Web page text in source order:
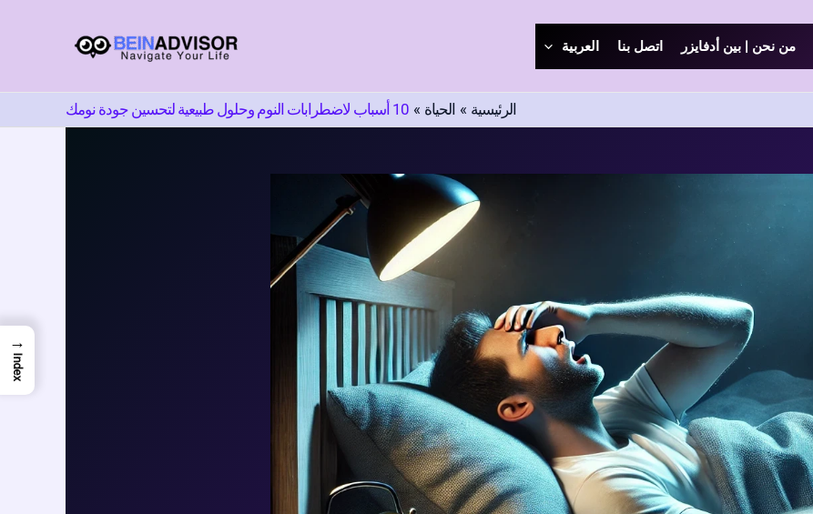
من نحن | بين أدفايزر اتصل بنا العربية
الرئيسية الحياة 10 أسباب لاضطرابات النوم وحلول طبيعية لتحسين جودة نومك
لغة
→
Index